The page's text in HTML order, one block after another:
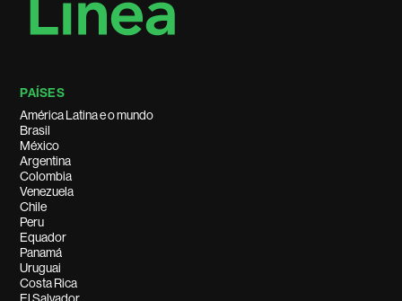
PAÍSES
América Latina e o mundo
Brasil
México
Argentina
Colombia
Venezuela
Chile
Peru
Equador
Panamá
Uruguai
Costa Rica